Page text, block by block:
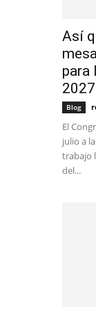
Así
para
2027
Blog
El
julio a
trabajo
del...